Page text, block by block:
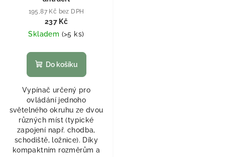
195,87 Kč bez DPH
237 Kč
Skladem (>5 ks)
Do košíku
Vypínač určený pro
ovládání jednoho
světelného okruhu ze dvou
různých míst (typické
zapojení např. chodba,
schodiště, ložnice). Díky
kompaktním rozměrům a